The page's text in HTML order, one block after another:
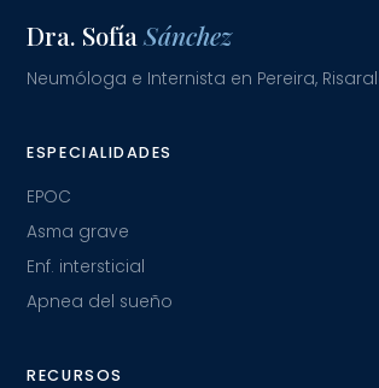
Dra. SofíaSánchez
Neumóloga e Internista en Pereira,
ESPECIALIDADES
EPOC
Asma grave
Enf. intersticial
Apnea del sueño
RECURSOS